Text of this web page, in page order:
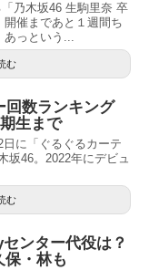
乃木坂46 生駒里奈 卒
催まであと１週間ち
あっという...
む
回数ランキング
生まで
に「ぐるぐるカーテ
坂46。2022年にデビュ
む
ンター代役は？
保・林も